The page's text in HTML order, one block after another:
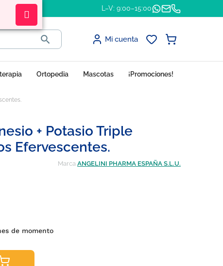
L–V: 9:00–15:00
 Mi cuenta
Ortopedia Mascotas ¡Promociones!
+ Potasio Triple
Efervescentes.
Marca ANGELINI PHARMA ESPAÑA S.L.U.
de momento